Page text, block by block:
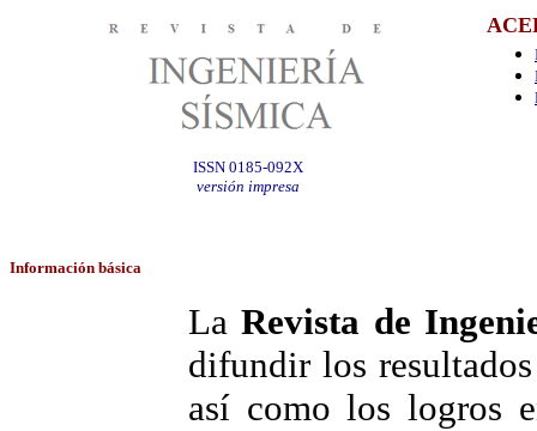
ISSN 0185-092X
versión impresa
Información básica
LaRevista de
difundir los
así como los logros